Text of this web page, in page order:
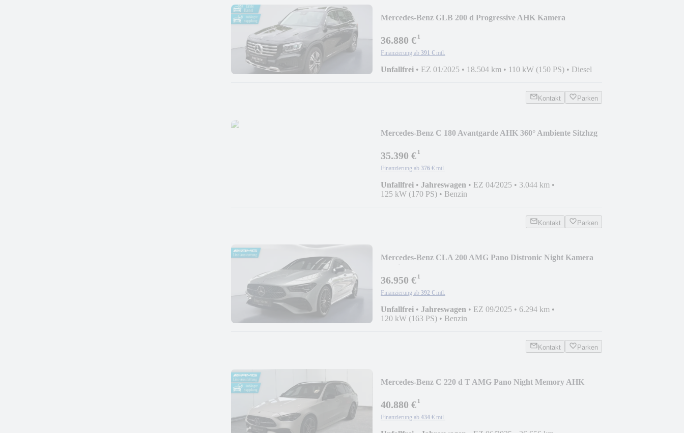
Mercedes-Benz GLB 200 d Progressive AHK Kamera
36.880 €¹
Finanzierung ab 391 € mtl.
Unfallfrei • EZ 01/2025 • 18.504 km • 110 kW (150 PS) • Diesel
Kontakt Parken
Mercedes-Benz C 180 Avantgarde AHK 360° Ambiente Sitzhzg
35.390 €¹
Finanzierung ab 376 € mtl.
Unfallfrei • Jahreswagen • EZ 04/2025 • 3.044 km •
125 kW (170 PS) • Benzin
Kontakt Parken
Mercedes-Benz CLA 200 AMG Pano Distronic Night Kamera
36.950 €¹
Finanzierung ab 392 € mtl.
Unfallfrei • Jahreswagen • EZ 09/2025 • 6.294 km •
120 kW (163 PS) • Benzin
Kontakt Parken
Mercedes-Benz C 220 d T AMG Pano Night Memory AHK
40.880 €¹
Finanzierung ab 434 € mtl.